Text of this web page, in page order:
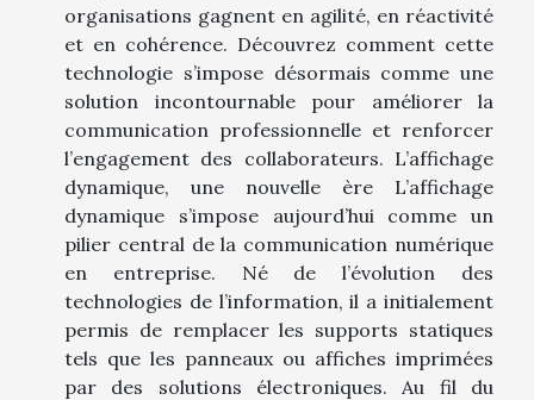
organisations gagnent en agilité, en réactivité
et en cohérence. Découvrez comment cette
technologie s’impose désormais comme une
solution incontournable pour améliorer la
communication professionnelle et renforcer
l’engagement des collaborateurs. L’affichage
dynamique, une nouvelle ère L’affichage
dynamique s’impose aujourd’hui comme un
pilier central de la communication numérique
en entreprise. Né de l’évolution des
technologies de l’information, il a initialement
permis de remplacer les supports statiques
tels que les panneaux ou affiches imprimées
par des solutions électroniques. Au fil du